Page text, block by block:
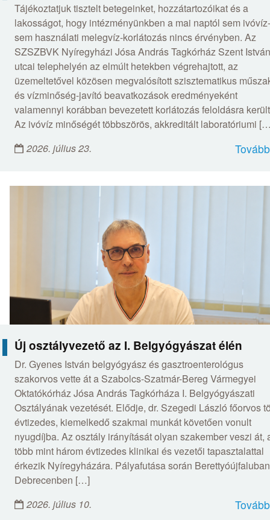
Tájékoztatjuk tisztelt betegeinket, hozzátartozóikat és a
lakosságot, hogy intézményünkben a mai naptól sem
sem használati melegvíz-korlátozás nincs érvényben. Az
SZSZBVK Nyíregyházi Jósa András Tagkórház Szent István
utcai telephelyén az elmúlt hetekben végrehajtott, az
üzemeltetővel közösen megvalósított szisztematikus
és vízminőség-javító beavatkozások eredményeként
valamennyi korábban bevezetett korlátozás feloldásra
Az ivóvíz minőségét többszörös, akkreditált laboratóriumi
2026. július 23.
Új osztályvezető az I. Belgyógyászat élén
Dr. Gyenes István belgyógyász és gasztroenterológus
szakorvos vette át a Szabolcs-Szatmár-Bereg Vármegyei
Oktatókórház Jósa András Tagkórháza I. Belgyógyászati
Osztályának vezetését. Elődje, dr. Szegedi László főorvos
évtizedes, kiemelkedő szakmai munkát követően vonult
nyugdíjba. Az osztály irányítását olyan szakember veszi át,
több mint három évtizedes klinikai és vezetői tapasztalattal
érkezik Nyíregyházára. Pályafutása során
Debrecenben […]
2026. július 10.